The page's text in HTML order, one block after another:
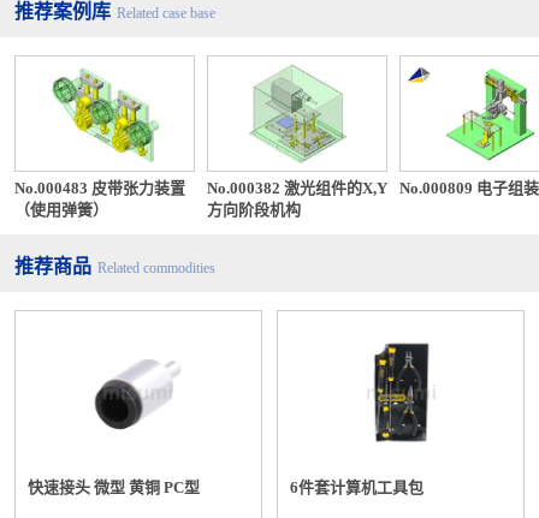
推荐案例库 Related case base
No.000483 皮带张力装置
（使用弹簧）
No.000382 激光组件的X,Y
方向阶段机构
No.000809 电子组
推荐商品 Related commodities
快速接头 微型 黄铜 PC型 6件套计算机工具包